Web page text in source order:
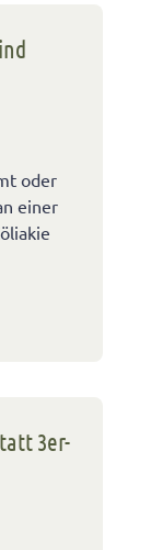
oder
einer
3er-